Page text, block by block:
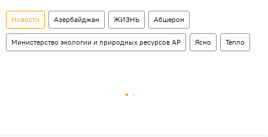
Новости Азербайджан ЖИЗНЬ Абшерон
Министерство экологии и природных ресурсов АР Ясно Тепло